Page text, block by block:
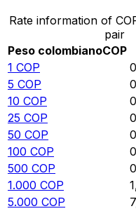
Rate information of
pair
Peso colombianoCOP
1 COP
5 COP
10 COP
25 COP
50 COP
100 COP
500 COP
1.000 COP
5.000 COP